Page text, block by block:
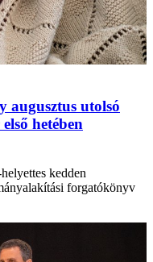
augusztus utolsó
hetében
kedden
forgatókönyv